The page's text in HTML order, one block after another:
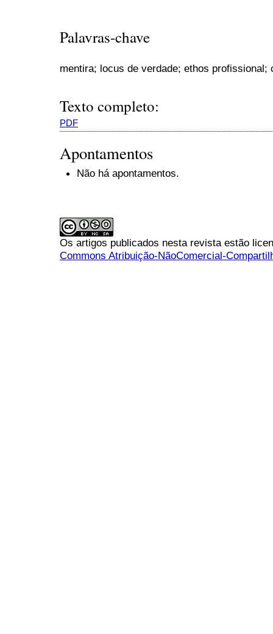
Palavras-chave
mentira; locus de verdade; ethos profissional;
Texto completo:
PDF
Apontamentos
Não há apontamentos.
Os artigos publicados nesta revista estão
Commons Atribuição-NãoComercial-